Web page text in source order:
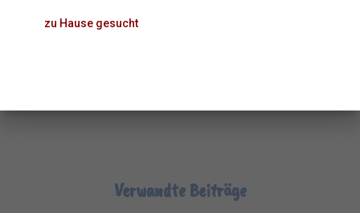
zu Hause gesucht
Verwandte Beiträge